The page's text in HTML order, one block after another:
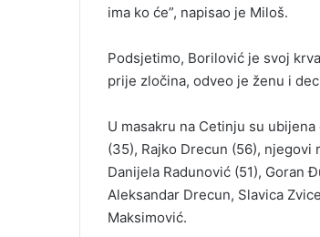
ima ko će”, napisao je Miloš.
Podsjetimo, Borilović je svoj
prije zločina, odveo je ženu i
U masakru na Cetinju su
(35), Rajko Drecun (56),
Danijela Radunović (51), Goran
Aleksandar Drecun, Slavica
Maksimović.